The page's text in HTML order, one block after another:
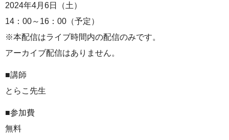
2024年4月6日（土）
14：00～16：00（予定）
※本配信はライブ時間内の配信のみです。
アーカイブ配信はありません。
■講師
とらこ先生
■参加費
無料